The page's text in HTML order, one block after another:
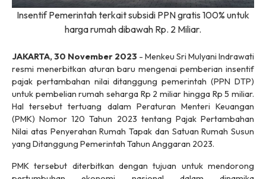
Insentif Pemerintah terkait subsidi PPN gratis 100% untuk
harga rumah dibawah Rp. 2 Miliar.
JAKARTA, 30 November 2023 - Menkeu Sri Mulyani Indrawati
resmi menerbitkan aturan baru mengenai pemberian insentif
pajak pertambahan nilai ditanggung pemerintah (PPN DTP)
untuk pembelian rumah seharga Rp 2 miliar hingga Rp 5 miliar.
Hal tersebut tertuang dalam Peraturan Menteri Keuangan
(PMK) Nomor 120 Tahun 2023 tentang Pajak Pertambahan
Nilai atas Penyerahan Rumah Tapak dan Satuan Rumah Susun
yang Ditanggung Pemerintah Tahun Anggaran 2023.
PMK tersebut diterbitkan dengan tujuan untuk mendorong